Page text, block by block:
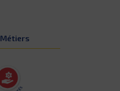
Métiers